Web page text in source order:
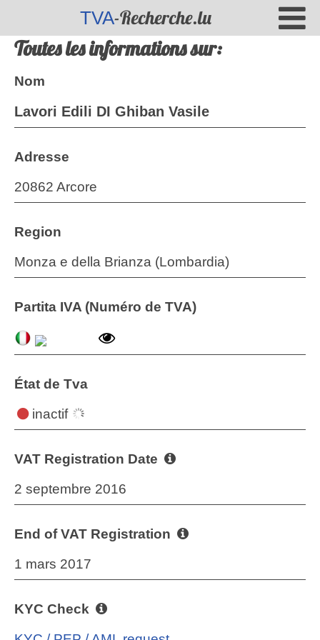
TVA-Recherche.lu
Toutes les informations sur:
Nom
Lavori Edili DI Ghiban Vasile
Adresse
20862 Arcore
Region
Monza e della Brianza (Lombardia)
Partita IVA (Numéro de TVA)
État de Tva
inactif
VAT Registration Date
2 septembre 2016
End of VAT Registration
1 mars 2017
KYC Check